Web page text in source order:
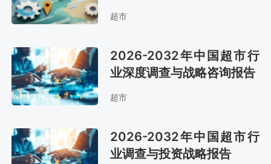
报告
超市
2026-2032年中国超市行
业深度调查与战略咨询报告
超市
2026-2032年中国超市行
业调查与投资战略报告